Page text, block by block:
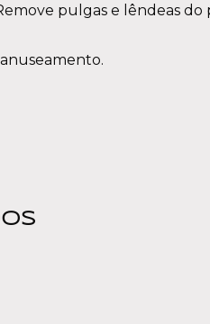
pulgas e lêndeas do